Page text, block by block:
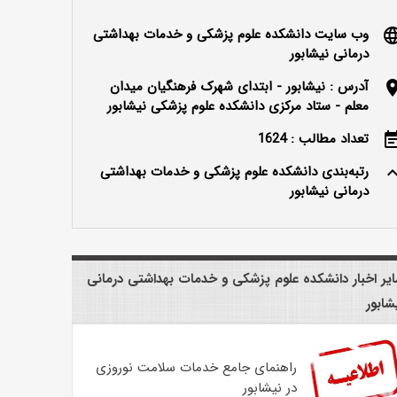
وب سایت دانشکده علوم پزشکی و خدمات بهداشتی
درمانی نیشابور
آدرس : نیشابور - ابتدای شهرک فرهنگیان میدان
معلم - ستاد مرکزی دانشکده علوم پزشکی نیشابور
تعداد مطالب : 1624
keyboard_arrow_up
رتبه‌بندی دانشکده علوم پزشکی و خدمات بهداشتی
درمانی نیشابور
اخبار دانشکده علوم پزشکی و خدمات بهداشتی درمانی
راهنمای جامع خدمات سلامت نوروزی
در نیشابور